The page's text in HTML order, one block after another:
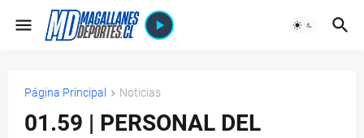
Página Principal Noticias
01.59 | PERSONAL DEL